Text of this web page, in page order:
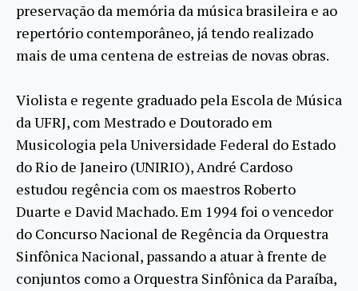
preservação da memória da música brasileira e ao
repertório contemporâneo, já tendo realizado
mais de uma centena de estreias de novas obras.
Violista e regente graduado pela Escola de Música
da UFRJ, com Mestrado e Doutorado em
Musicologia pela Universidade Federal do Estado
do Rio de Janeiro (UNIRIO), André Cardoso
estudou regência com os maestros Roberto
Duarte e David Machado. Em 1994 foi o vencedor
do Concurso Nacional de Regência da Orquestra
Sinfônica Nacional, passando a atuar à frente de
conjuntos como a Orquestra Sinfônica da Paraíba,